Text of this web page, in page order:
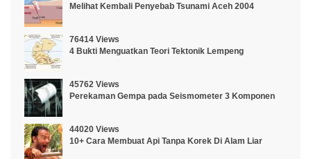
Melihat Kembali Penyebab Tsunami Aceh 2004
76414 Views
4 Bukti Menguatkan Teori Tektonik Lempeng
45762 Views
Perekaman Gempa pada Seismometer 3 Komponen
44020 Views
10+ Cara Membuat Api Tanpa Korek Di Alam Liar